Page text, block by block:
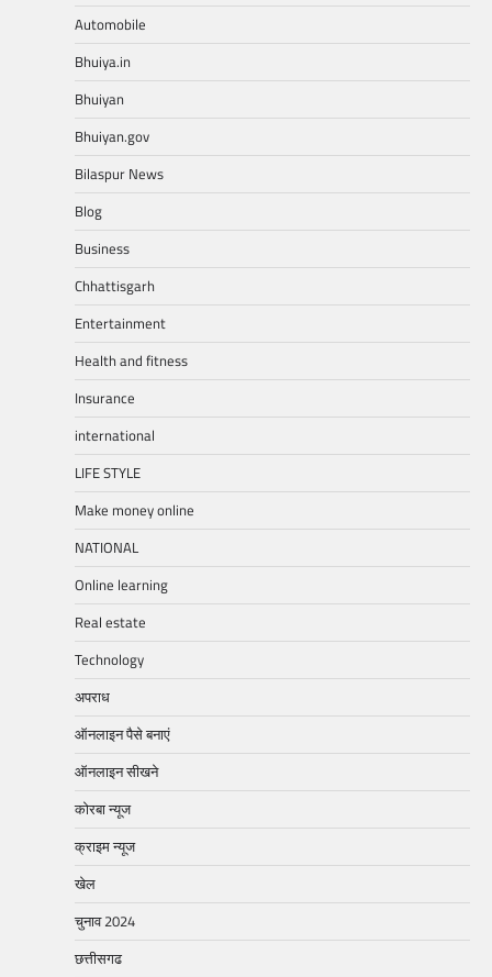
Automobile
Bhuiya.in
Bhuiyan
Bhuiyan.gov
Bilaspur News
Blog
Business
Chhattisgarh
Entertainment
Health and fitness
Insurance
international
LIFE STYLE
Make money online
NATIONAL
Online learning
Real estate
Technology
अपराध
ऑनलाइन पैसे बनाएं
ऑनलाइन सीखने
कोरबा न्यूज
क्राइम न्यूज
खेल
चुनाव 2024
छत्तीसगढ